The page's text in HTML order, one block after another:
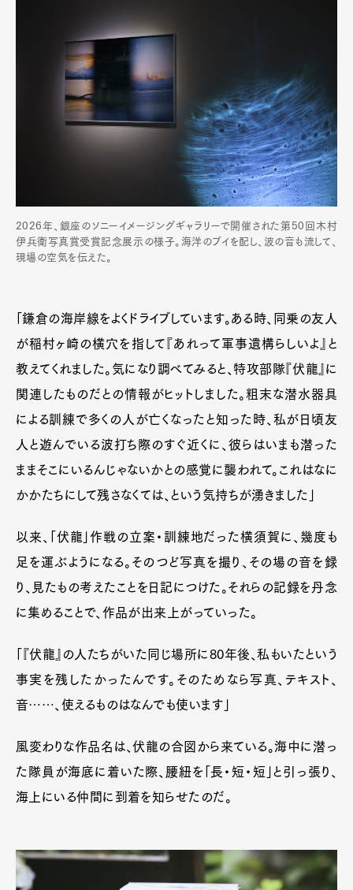
Gourmet
2026年、銀座のソニーイメージングギャラリーで開催された第50回木村
伊兵衛写真賞受賞記念展示の様子。海洋のブイを配し、波の音も流して、
現場の空気を伝えた。
「鎌倉の海岸線をよくドライブしています。ある時、同乗の友人
が稲村ヶ崎の横穴を指して『あれって軍事遺構らしいよ』と
教えてくれました。気になり調べてみると、特攻部隊『伏龍』に
関連したものだとの情報がヒットしました。粗末な潜水器具
による訓練で多くの人が亡くなったと知った時、私が日頃友
人と遊んでいる波打ち際のすぐ近くに、彼らはいまも潜った
ままそこにいるんじゃないかとの感覚に襲われて。これはなに
かかたちにして残さなくては、という気持ちが湧きました」
以来、「伏龍」作戦の立案・訓練地だった横須賀に、幾度も
足を運ぶようになる。そのつど写真を撮り、その場の音を録
り、見たもの考えたことを日記につけた。それらの記録を丹念
に集めることで、作品が出来上がっていった。
「『伏龍』の人たちがいた同じ場所に80年後、私もいたという
事実を残したかったんです。そのためなら写真、テキスト、
音……、使えるものはなんでも使います」
風変わりな作品名は、伏龍の合図から来ている。海中に潜っ
た隊員が海底に着いた際、腰紐を「長・短・短」と引っ張り、
海上にいる仲間に到着を知らせたのだ。